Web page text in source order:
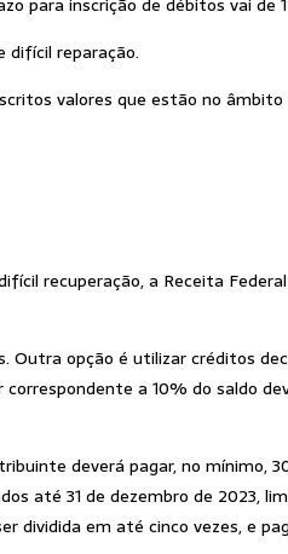
difícil reparação.
valores que estão no
recuperação, a Receita
Outra opção é utilizar créditos
a 10% do saldo
deverá pagar, no mínimo,
até 31 de dezembro de 2023,
dividida em até cinco vezes, e